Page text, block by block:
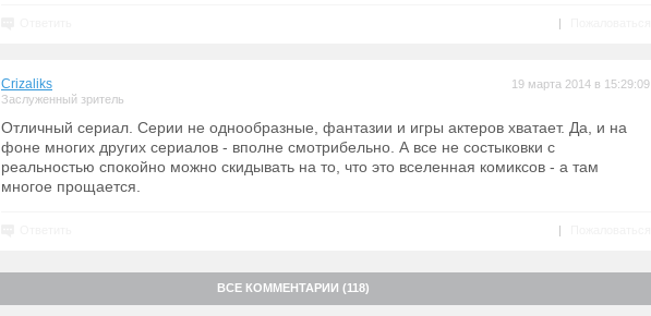
|
Crizaliks
Заслуженный зритель
19 марта 2014 в 15:29:09
Отличный сериал. Серии не однообразные, фантазии и игры актеров хватает. Да, и на
фоне многих других сериалов - вполне смотрибельно. А все не состыковки с
реальностью спокойно можно скидывать на то, что это вселенная комиксов - а там
многое прощается.
|
ВСЕ КОММЕНТАРИИ (118)